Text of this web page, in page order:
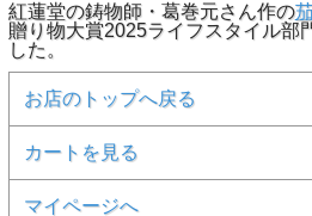
紅蓮堂の鋳物師・葛巻元さん作の
贈り物大賞2025ライフスタイル部
した。
お店のトップへ戻る
カートを見る
マイページへ